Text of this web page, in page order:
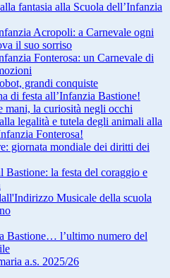
fantasia alla Scuola dell’Infanzia
Acropoli: a Carnevale ogni
il suo sorriso
Fonterosa: un Carnevale di
grandi conquiste
di festa all’Infanzia Bastione!
mani, la curiosità negli occhi
legalità e tutela degli animali alla
Fonterosa!
giornata mondiale dei diritti dei
Bastione: la festa del coraggio e
Musicale della scuola
Bastione… l’ultimo numero del
a.s. 2025/26